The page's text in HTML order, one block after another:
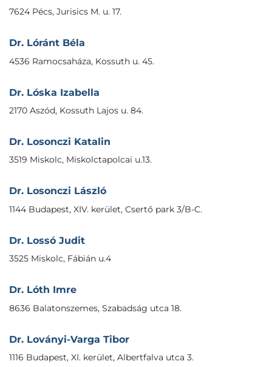
7624 Pécs, Jurisics M. u. 17.
Dr. Lóránt Béla
4536 Ramocsaháza, Kossuth u. 45.
Dr. Lóska Izabella
2170 Aszód, Kossuth Lajos u. 84.
Dr. Losonczi Katalin
3519 Miskolc, Miskolctapolcai u.13.
Dr. Losonczi László
1144 Budapest, XIV. kerület, Csertő park 3/B-C.
Dr. Lossó Judit
3525 Miskolc, Fábián u.4
Dr. Lóth Imre
8636 Balatonszemes, Szabadság utca 18.
Dr. Loványi-Varga Tibor
1116 Budapest, XI. kerület, Albertfalva utca 3.